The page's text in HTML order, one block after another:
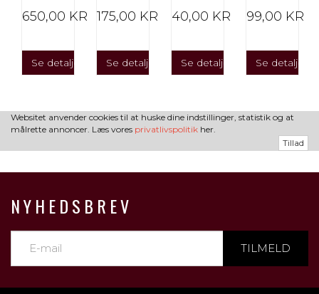
650,00 KR
Se detaljer
175,00 KR
Se detaljer
40,00 KR
Se detaljer
99,00 KR
Se detaljer
Websitet anvender cookies til at huske dine indstillinger, statistik og at
målrette annoncer. Læs vores privatlivspolitik her.
Tillad
NYHEDSBREV
TILMELD